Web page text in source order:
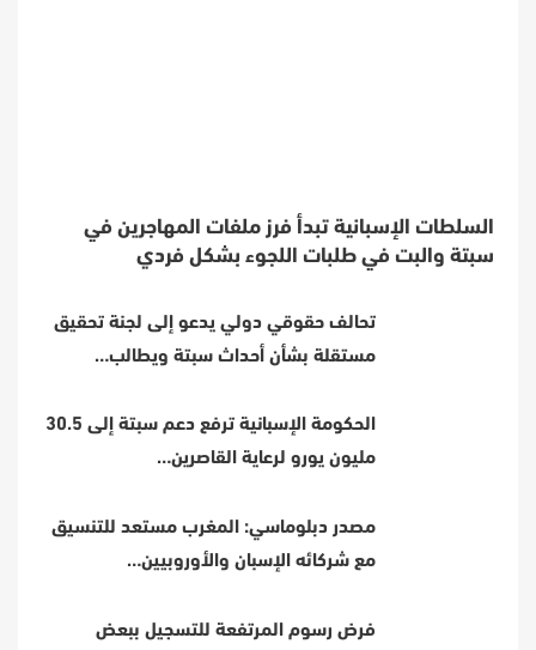
السلطات الإسبانية تبدأ فرز ملفات المهاجرين في
سبتة والبت في طلبات اللجوء بشكل فردي
تحالف حقوقي دولي يدعو إلى لجنة تحقيق
مستقلة بشأن أحداث سبتة ويطالب…
الحكومة الإسبانية ترفع دعم سبتة إلى 30.5
مليون يورو لرعاية القاصرين…
مصدر دبلوماسي: المغرب مستعد للتنسيق
مع شركائه الإسبان والأوروبيين…
فرض رسوم المرتفعة للتسجيل ببعض